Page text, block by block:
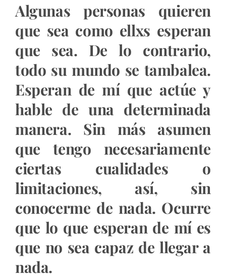
Algunas personas quieren
que sea como ellxs esperan
que sea. De lo contrario,
todo su mundo se tambalea.
Esperan de mí que actúe y
hable de una determinada
manera. Sin más asumen
que tengo necesariamente
ciertas cualidades o
limitaciones, así, sin
conocerme de nada. Ocurre
que lo que esperan de mí es
que no sea capaz de llegar a
nada.